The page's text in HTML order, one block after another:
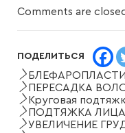
Comments are
ПОДЕЛИТЬСЯ
ПЕРЕСАДКА
Круговая
ПОДТЯЖКА
УВЕЛИЧЕНИЕ